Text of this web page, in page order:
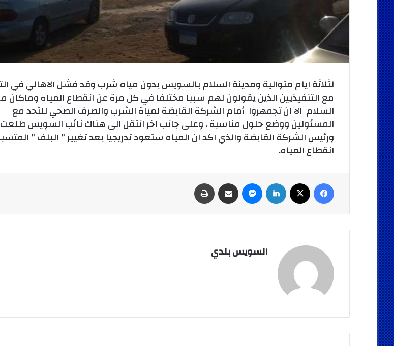
لثلاثة ايام متوالية ومدينة السلام بالسويس بدون مياه شرب وقد فشل الاهالي في
مع التنفيذيين الذين يقولون لهم سببا مختلفا في كل مرة عن انقطاع المياه وماكان
السلام الا ان تجمهروا أمام الشركة القابضة لمياة الشرب والصرف الصحي للتحد مع
المسئولين ووضع حلول مناسبة . وعلى جانب اخر انتقل الى هناك نائب السويس
ورئيس الشركة القابضة والذي اكد ان المياه ستعود تدريجيا بعد تغيير ” البلف ”
انقطاع المياه.
فيسبوك لينكدإن ماسنجر مشاركة عبر البريد
السويس بلدي